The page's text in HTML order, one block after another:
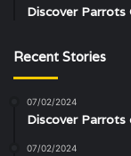
Discover Parrots
Recent Stories
07/02/2024
Discover Parrots
07/02/2024